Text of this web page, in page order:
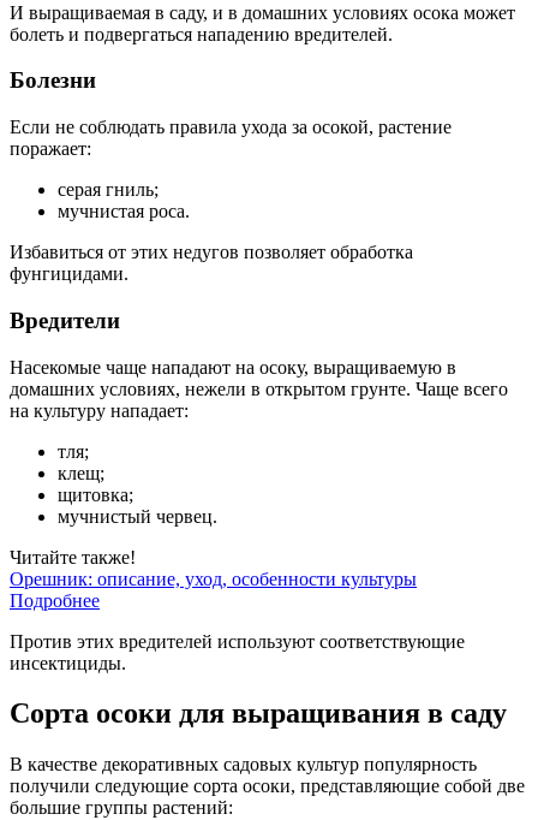
И выращиваемая в саду, и в домашних условиях осока может
болеть и подвергаться нападению вредителей.
Болезни
Если не соблюдать правила ухода за осокой, растение
поражает:
серая гниль;
мучнистая роса.
Избавиться от этих недугов позволяет обработка
фунгицидами.
Вредители
Насекомые чаще нападают на осоку, выращиваемую в
домашних условиях, нежели в открытом грунте. Чаще всего
на культуру нападает:
тля;
клещ;
щитовка;
мучнистый червец.
Читайте также!
Орешник: описание, уход, особенности культуры
Подробнее
Против этих вредителей используют соответствующие
инсектициды.
Сорта осоки для выращивания в саду
В качестве декоративных садовых культур популярность
получили следующие сорта осоки, представляющие собой две
большие группы растений: